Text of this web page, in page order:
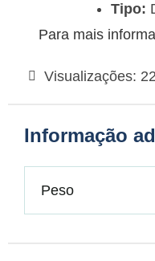
Tipo:
Para mais
Visualizações: 22
Informação
Peso